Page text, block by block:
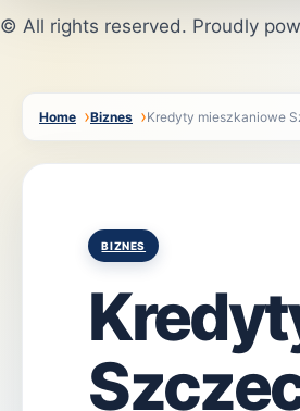
© All rights reserved. Proudly
Home Biznes Kredyty mieszkaniowe
Posted
BIZNES